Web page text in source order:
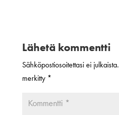
Lähetä kommentti
Sähköpostiosoitettasi ei julkaista.
merkitty *